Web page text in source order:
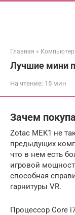
Главная »
Лучшие мини
На чтение: 15 мин
Зачем
Zotac MEK1 не
предыдущих
что в нем есть
игровой
способная
гарнитуры VR.
Процессор Core